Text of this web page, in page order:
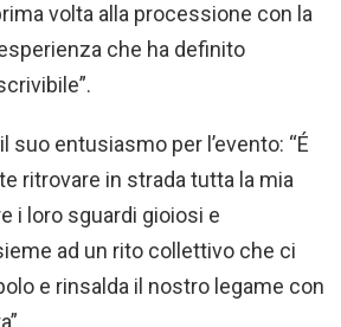
volta alla processione con la
che ha definito
suo entusiasmo per l’evento: “É
ritrovare in strada tutta la mia
i loro sguardi gioiosi e
ad un rito collettivo che ci
e rinsalda il nostro legame con